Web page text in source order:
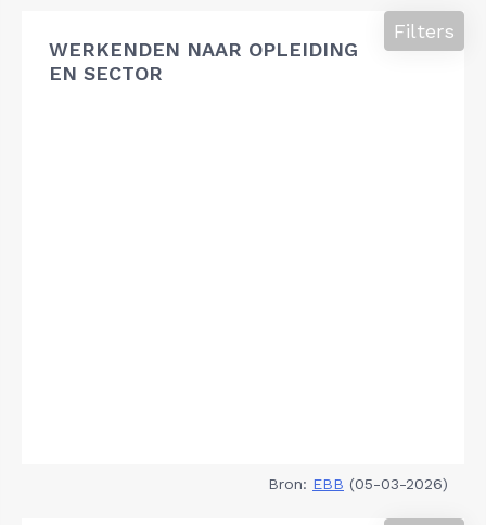
WERKENDEN NAAR OPLEIDING
EN SECTOR
Filters
Bron: EBB (05-03-2026)